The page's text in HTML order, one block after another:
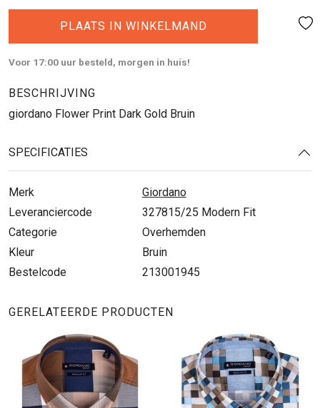
PLAATS IN WINKELMAND
Voor 17:00 uur besteld, morgen in huis!
BESCHRIJVING
giordano Flower Print Dark Gold Bruin
SPECIFICATIES
Merk
Giordano
Leveranciercode
327815/25 Modern Fit
Categorie
Overhemden
Kleur
Bruin
Bestelcode
213001945
GERELATEERDE PRODUCTEN